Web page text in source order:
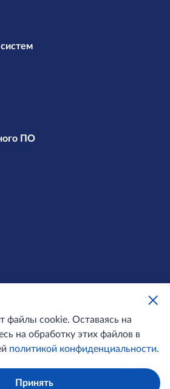
ПО
2026. Все права защищены.
файлы cookie. Оставаясь на
на обработку этих файлов в
политикой конфиденциальности.
Принять